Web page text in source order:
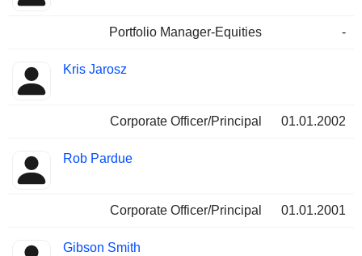
Portfolio Manager-Equities -
Kris Jarosz
Corporate Officer/Principal 01.01.2002
Rob Pardue
Corporate Officer/Principal 01.01.2001
Gibson Smith